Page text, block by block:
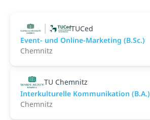
TUCed
Event- und Online-Marketing (B.Sc.)
Chemnitz
TU Chemnitz
Interkulturelle Kommunikation (B.A.)
Chemnitz